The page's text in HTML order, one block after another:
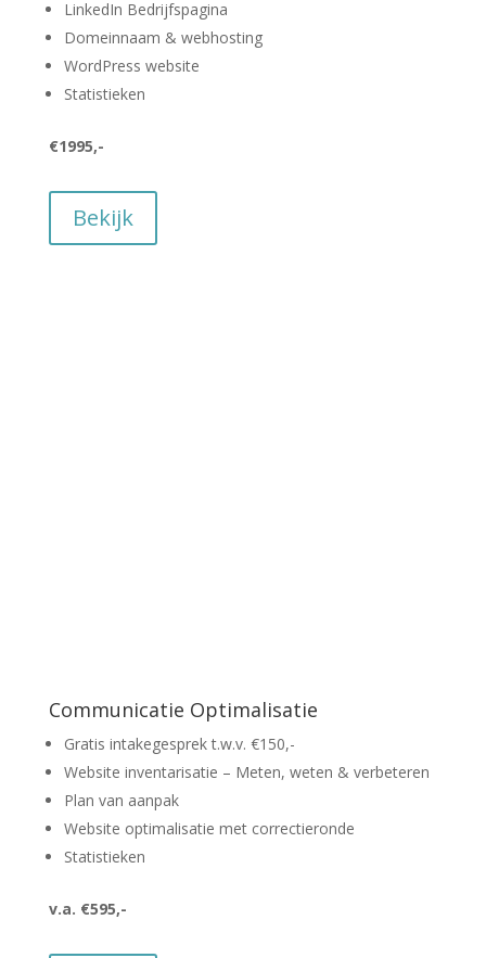
LinkedIn Bedrijfspagina
Domeinnaam & webhosting
WordPress website
Statistieken
€1995,-
Bekijk
Communicatie Optimalisatie
Gratis intakegesprek t.w.v. €150,-
Website inventarisatie – Meten, weten & verbeteren
Plan van aanpak
Website optimalisatie met correctieronde
Statistieken
v.a. €595,-